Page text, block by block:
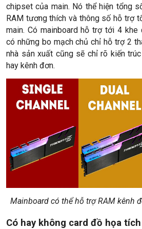
chipset của main. Nó thể hiện tổng
RAM tương thích và thông số hỗ trợ
main. Có mainboard hỗ trợ tới 4 khe
có những bo mạch chủ chỉ hỗ trợ 2
nhà sản xuất cũng sẽ chỉ rõ kiến
hay kênh đơn.
Mainboard có thể hỗ trợ RAM kênh
Có hay không card đồ họa